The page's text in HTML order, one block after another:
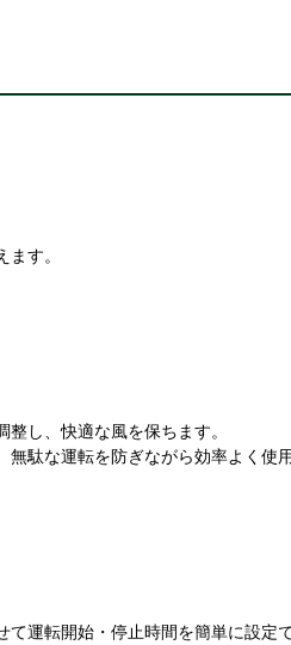
す。
し、快適な風を保ちます。
駄な運転を防ぎながら効率よく使用
運転開始・停止時間を簡単に設定で